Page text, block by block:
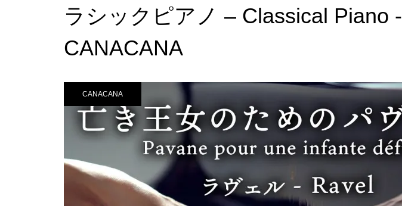
ラシックピアノ – Classical Piano -
CANACANA
CANACANA